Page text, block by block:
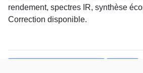
rendement, spectres IR, synthèse
Correction disponible.